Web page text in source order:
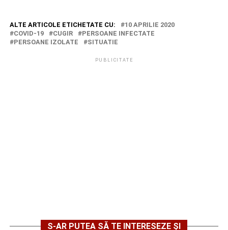
ALTE ARTICOLE ETICHETATE CU:
10 APRILIE 2020
COVID-19
CUGIR
PERSOANE INFECTATE
PERSOANE IZOLATE
SITUATIE
PUBLICITATE
S-AR PUTEA SĂ TE INTERESEZE ȘI